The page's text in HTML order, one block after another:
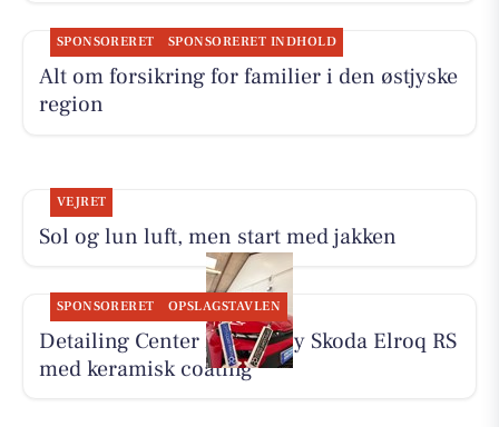
SPONSORERET SPONSORERET INDHOLD
Alt om forsikring for familier i den østjyske
region
VEJRET
Sol og lun luft, men start med jakken
SPONSORERET OPSLAGSTAVLEN
Detailing Center klargør ny Skoda Elroq RS
med keramisk coating